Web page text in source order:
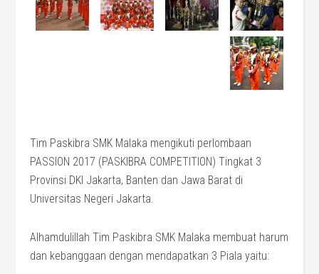
Tim Paskibra SMK Malaka mengikuti perlombaan
PASSION 2017 (PASKIBRA COMPETITION) Tingkat 3
Provinsi DKI Jakarta, Banten dan Jawa Barat di
Universitas Negeri Jakarta.
Alhamdulillah Tim Paskibra SMK Malaka membuat harum
dan kebanggaan dengan mendapatkan 3 Piala yaitu: